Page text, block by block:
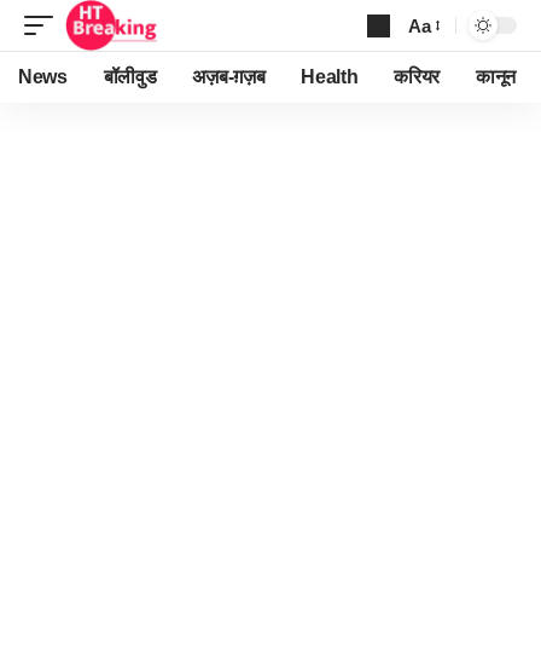
Font
Resizer
Aa
News बॉलीवुड अज़ब-ग़ज़ब Health करियर कानून